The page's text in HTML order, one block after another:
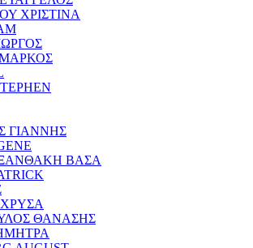
ΧΡΙΣΤΙΝΑ
ΓΙΑΝΝΗΣ
ΒΑΣΑ
ΘΑΝΑΣΗΣ